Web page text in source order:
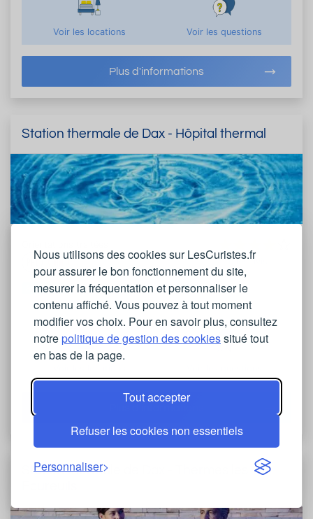
Nous utilisons des cookies sur LesCuristes.fr
pour assurer le bon fonctionnement du site,
mesurer la fréquentation et personnaliser le
contenu affiché. Vous pouvez à tout moment
modifier vos choix. Pour en savoir plus, consultez
notrepolitique de gestion des cookiessitué tout
en bas de la page.
Tout accepter
Refuser les cookies non essentiels
Personnaliser
Voir les locations Voir les questions
Plus d'informations
Station thermale de Dax - Hôpital thermal
Aquitaine
Lire les avis
Station thermale de Dax - Thermes les